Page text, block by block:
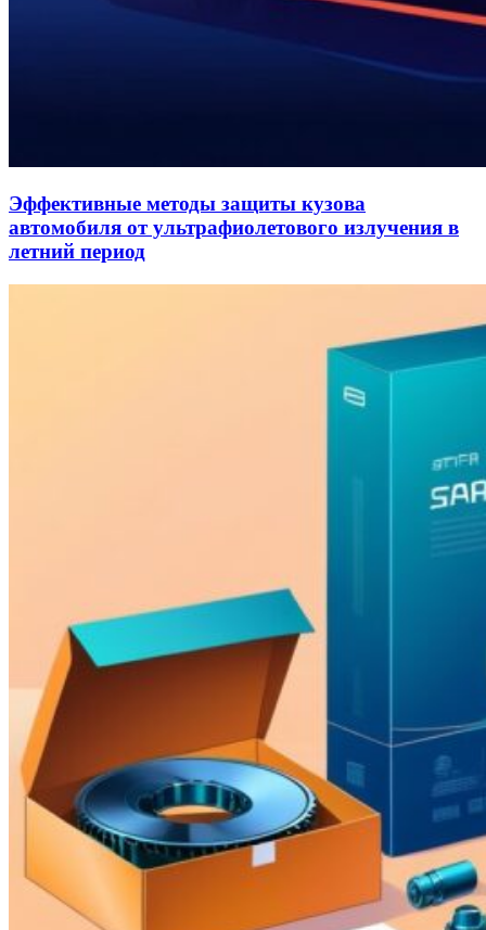
Эффективные методы защиты кузова
автомобиля от ультрафиолетового излучения в
летний период